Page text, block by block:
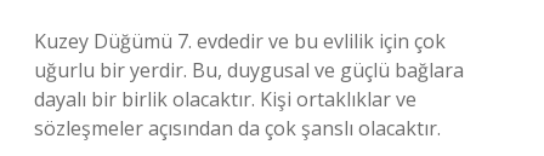
Kuzey Düğümü 7. evdedir ve bu evlilik için çok
uğurlu bir yerdir. Bu, duygusal ve güçlü bağlara
dayalı bir birlik olacaktır. Kişi ortaklıklar ve
sözleşmeler açısından da çok şanslı olacaktır.